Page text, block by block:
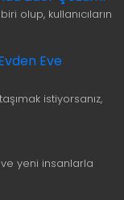
olup, kullanıcıların
Eve
istiyorsanız,
yeni insanlarla